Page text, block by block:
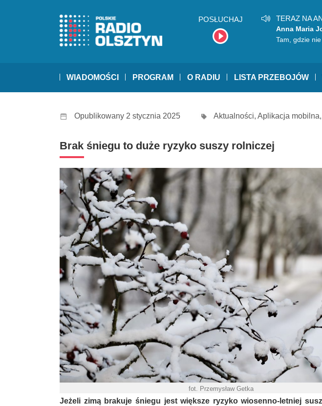
POSŁUCHAJ TERAZ NA
Anna Maria
Metheny
Tam, gdzie
WIADOMOŚCI PROGRAM O RADIU LISTA PRZEBOJÓW
Opublikowany 2 stycznia 2025 Aktualności, Aplikacja mobilna,
Brak śniegu to duże ryzyko suszy rolniczej
fot. Przemysław Getka
Jeżeli zimą brakuje śniegu jest większe ryzyko wiosenno-letniej